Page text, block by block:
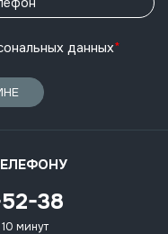
данных*
52-38
10 минут